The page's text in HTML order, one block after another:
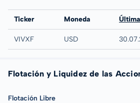
Bolsa
Ticker Moneda
UTC
VIVXF USD
Flotación y Liquidez de las
Flotación Libre